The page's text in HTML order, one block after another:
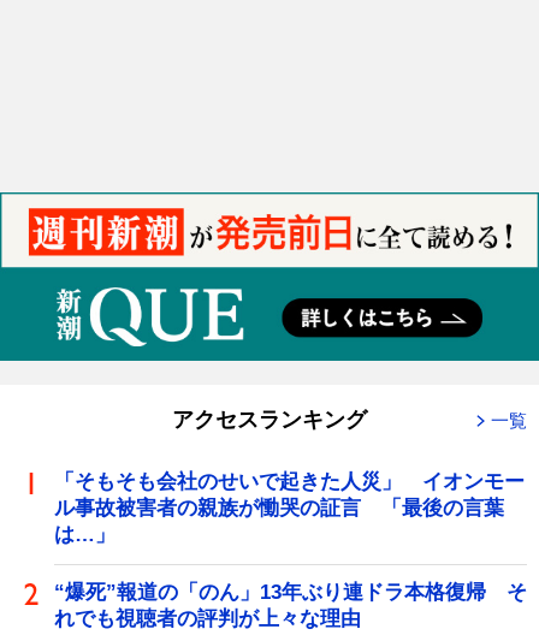
アクセスランキング 一覧
「そもそも会社のせいで起きた人災」 イオンモー
ル事故被害者の親族が慟哭の証言 「最後の言葉
は…」
“爆死”報道の「のん」13年ぶり連ドラ本格復帰 そ
れでも視聴者の評判が上々な理由